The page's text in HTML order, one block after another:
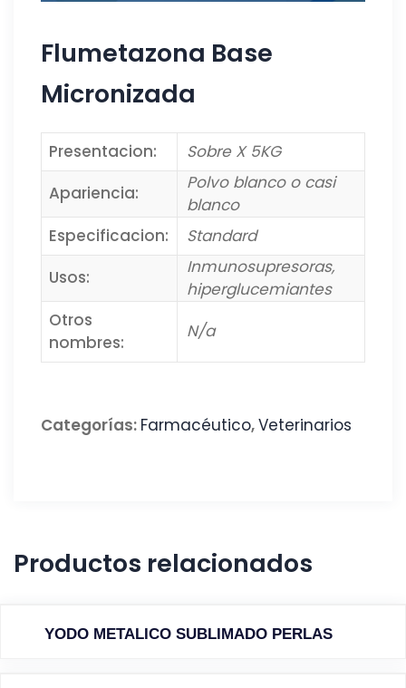
Flumetazona Base
Micronizada
Presentacion:
Sobre X 5KG
Apariencia:
Polvo blanco o casi
blanco
Especificacion:
Standard
Usos:
Inmunosupresoras,
hiperglucemiantes
Otros
nombres:
N/a
Categorías: Farmacéutico,Veterinarios
Productos relacionados
YODO METALICO SUBLIMADO PERLAS